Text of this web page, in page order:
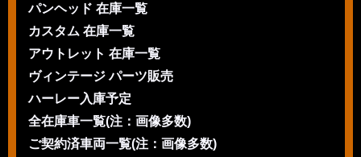
パンヘッド 在庫一覧
カスタム 在庫一覧
アウトレット 在庫一覧
ヴィンテージ パーツ販売
ハーレー入庫予定
全在庫車一覧(注：画像多数)
ご契約済車両一覧(注：画像多数)